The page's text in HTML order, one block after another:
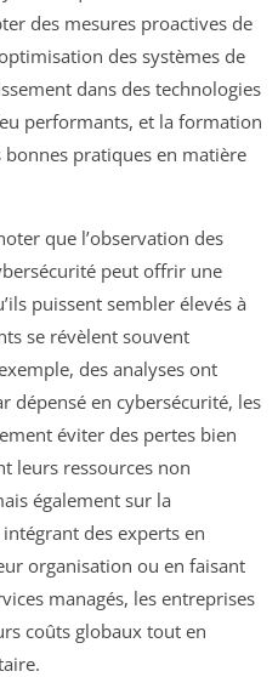
des mesures proactives de
des systèmes de
dans des technologies
performants, et la formation
pratiques en matière
que l’observation des
peut offrir une
puissent sembler élevés à
se révèlent souvent
des analyses ont
dépensé en cybersécurité, les
éviter des pertes bien
leurs ressources non
également sur la
des experts en
organisation ou en faisant
managés, les entreprises
coûts globaux tout en